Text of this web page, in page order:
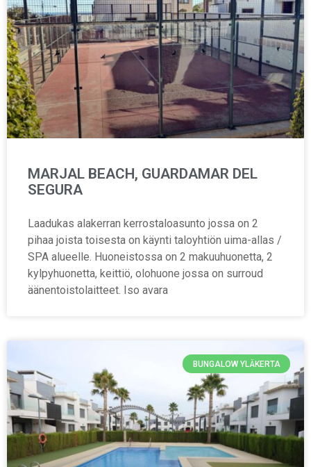
MARJAL BEACH, GUARDAMAR DEL
SEGURA
Laadukas alakerran kerrostaloasunto jossa on 2
pihaa joista toisesta on käynti taloyhtiön uima-allas /
SPA alueelle. Huoneistossa on 2 makuuhuonetta, 2
kylpyhuonetta, keittiö, olohuone jossa on surroud
äänentoistolaitteet. Iso avara
BUNGALOW YLÄKERTA